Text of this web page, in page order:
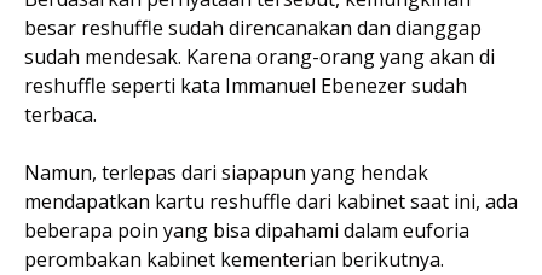
besar reshuffle sudah direncanakan dan dianggap
sudah mendesak. Karena orang-orang yang akan di
reshuffle seperti kata Immanuel Ebenezer sudah
terbaca.
Namun, terlepas dari siapapun yang hendak
mendapatkan kartu reshuffle dari kabinet saat ini, ada
beberapa poin yang bisa dipahami dalam euforia
perombakan kabinet kementerian berikutnya.